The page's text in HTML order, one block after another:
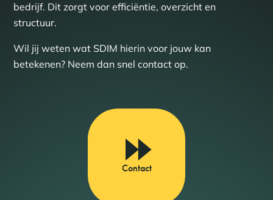
bedrijf. Dit zorgt voor efficiëntie, overzicht en
structuur.
Wil jij weten wat SDIM hierin voor jouw kan
betekenen? Neem dan snel contact op.
Contact